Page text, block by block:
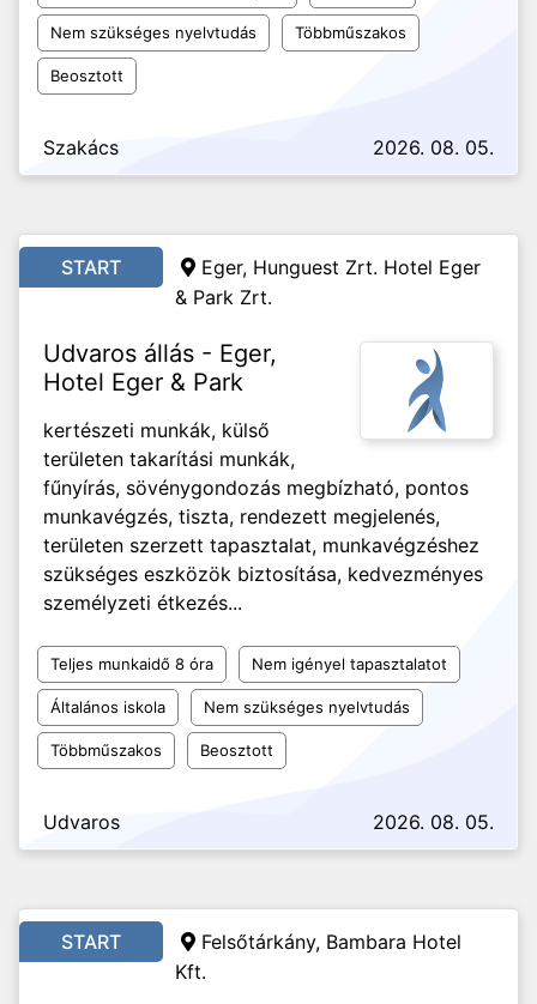
Nem szükséges nyelvtudás Többműszakos
Beosztott
Szakács 2026. 08. 05.
START
Eger, Hunguest Zrt. Hotel Eger
& Park Zrt.
Udvaros állás - Eger,
Hotel Eger & Park
kertészeti munkák, külső
területen takarítási munkák,
fűnyírás, sövénygondozás megbízható, pontos
munkavégzés, tiszta, rendezett megjelenés,
területen szerzett tapasztalat, munkavégzéshez
szükséges eszközök biztosítása, kedvezményes
személyzeti étkezés...
Teljes munkaidő 8 óra Nem igényel tapasztalatot
Általános iskola Nem szükséges nyelvtudás
Többműszakos Beosztott
Udvaros 2026. 08. 05.
START
Felsőtárkány, Bambara Hotel
Kft.